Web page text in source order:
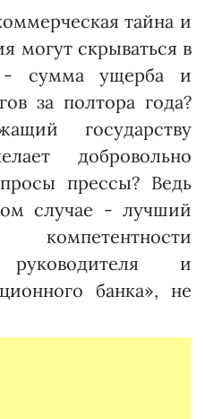
тайна и
могут скрываться в
- сумма ущерба и
за полтора года?
государству
добровольно
прессы? Ведь
случае - лучший
руководителя и
банка», не